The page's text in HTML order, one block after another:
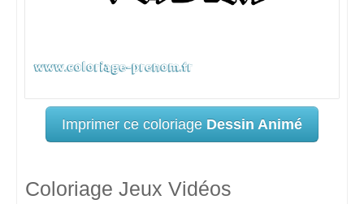
Imprimer ce coloriage Dessin Animé
Coloriage Jeux Vidéos